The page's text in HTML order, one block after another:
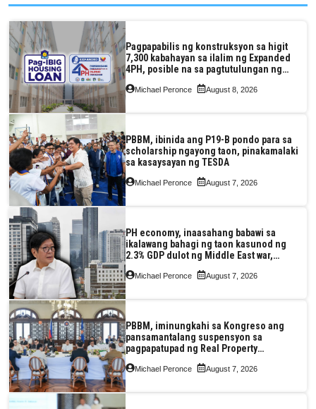
Pagpapabilis ng konstruksyon sa higit
7,300 kabahayan sa ilalim ng Expanded
4PH, posible na sa pagtutulungan ng
Pag-IBIG at P.A. Alvarez
Michael Peronce August 8, 2026
PBBM, ibinida ang P19-B pondo para sa
scholarship ngayong taon, pinakamalaki
sa kasaysayan ng TESDA
Michael Peronce August 7, 2026
PH economy, inaasahang babawi sa
ikalawang bahagi ng taon kasunod ng
2.3% GDP dulot ng Middle East war,
pagkaantala ng public construction
Michael Peronce August 7, 2026
PBBM, iminungkahi sa Kongreso ang
pansamantalang suspensyon sa
pagpapatupad ng Real Property
Valuation and Assessment Reform Act
Michael Peronce August 7, 2026